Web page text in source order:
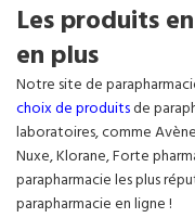
Les produits
en plus
Notre site de
choix de produitsde
laboratoires, comme
Nuxe, Klorane, Forte
parapharmacie les plus
parapharmacie en ligne !